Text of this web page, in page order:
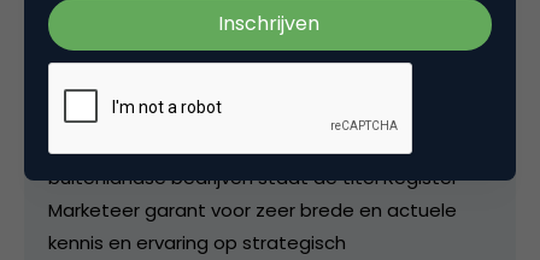
ervaring jaarlijks te actualiseren. Elke vijf jaar
worden Register Marketeers opnieuw
officiële titel en de certificering van grote
buitenlandse bedrijven staat de titel Register
Marketeer garant voor zeer brede en actuele
kennis en ervaring op strategisch